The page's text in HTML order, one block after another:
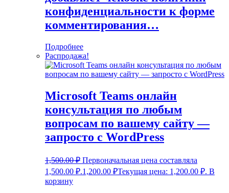
конфиденциальности к форме
комментирования…
Подробнее
Распродажа!
Microsoft Teams онлайн
консультация по любым
вопросам по вашему сайту —
запросто с WordPress
1,500.00₽ Первоначальная цена составляла
1,500.00 ₽.1,200.00 ₽Текущая цена: 1,200.00 ₽. В
корзину